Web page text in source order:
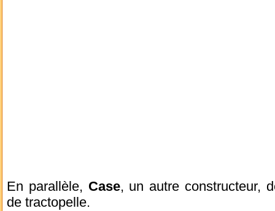
En parallèle, Case, un autre constructeur,
de tractopelle.